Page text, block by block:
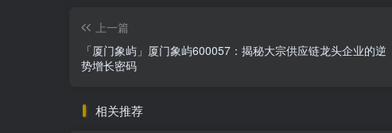
上一篇
「厦门象屿」厦门象屿600057：揭秘大宗供应链龙头企业的逆
势增长密码
相关推荐